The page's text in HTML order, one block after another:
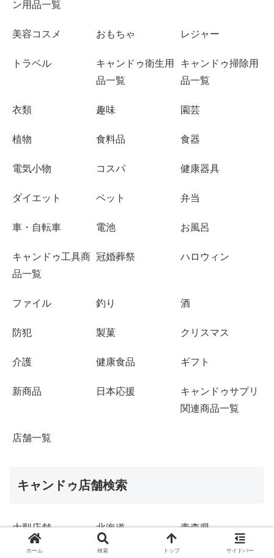
ン用品一覧
美容コスメ おもちゃ レジャー
トラベル
キャンドゥ衛生用
品一覧
キャンドゥ掃除用
品一覧
衣類 趣味 園芸
植物 食料品 食器
電気小物 コスパ 健康器具
ダイエット ペット 弁当
車・自転車 電池 お風呂
キャンドゥ工具商
品一覧
冠婚葬祭 ハロウィン
ファイル 釣り 酒
防犯 製菓 クリスマス
介護 健康食品 ギフト
新商品 日本応援
キャンドゥサプリ
関連商品一覧
店舗一覧
キャンドゥ店舗検索
大型店舗 北海道 青森県
ホーム 検索 トップ サイドバー